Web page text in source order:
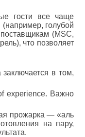
гости все чаще
голубой
(MSC,
что позволяет
в том,
experience. Важно
прожарка — «аль
на пару,